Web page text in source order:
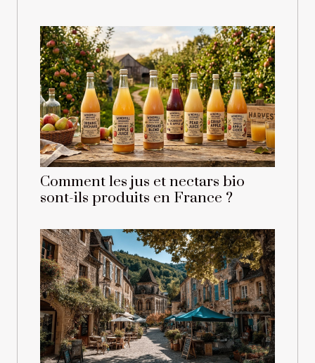
Comment les jus et nectars bio
sont-ils produits en France ?